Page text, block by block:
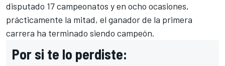
disputado 17 campeonatos y en ocho ocasiones,
prácticamente la mitad, el ganador de la primera
carrera ha terminado siendo campeón.
Por si te lo perdiste: